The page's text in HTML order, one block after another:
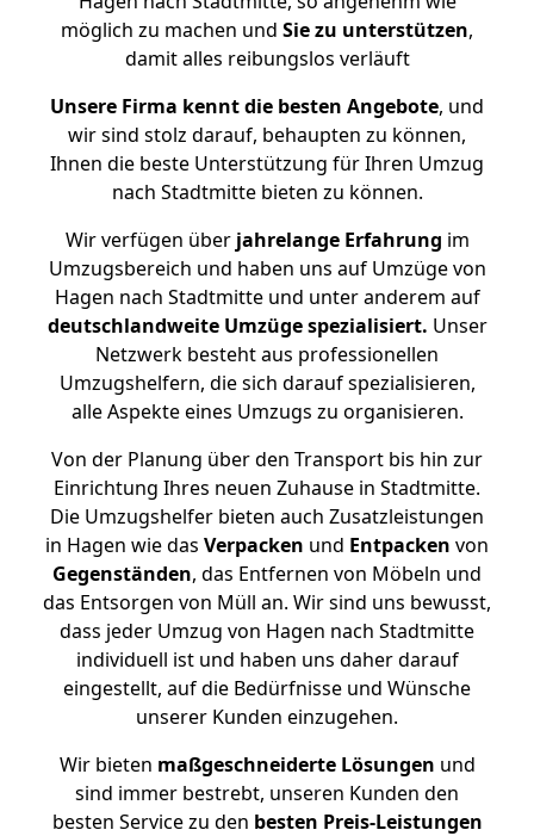
möglich zu machen und Sie zu unterstützen,
damit alles reibungslos verläuft
Unsere Firma kennt die besten Angebote, und
wir sind stolz darauf, behaupten zu können,
Ihnen die beste Unterstützung für Ihren Umzug
nach Stadtmitte bieten zu können.
Wir verfügen überjahrelange Erfahrung im
Umzugsbereich und haben uns auf Umzüge von
Hagen nach Stadtmitte und unter anderem auf
deutschlandweite Umzüge spezialisiert. Unser
Netzwerk besteht aus professionellen
Umzugshelfern, die sich darauf spezialisieren,
alle Aspekte eines Umzugs zu organisieren.
Von der Planung über den Transport bis hin zur
Einrichtung Ihres neuen Zuhause in Stadtmitte.
Die Umzugshelfer bieten auch Zusatzleistungen
in Hagen wie das Verpacken und Entpacken von
Gegenständen, das Entfernen von Möbeln und
das Entsorgen von Müll an. Wir sind uns bewusst,
dass jeder Umzug von Hagen nach Stadtmitte
individuell ist und haben uns daher darauf
eingestellt, auf die Bedürfnisse und Wünsche
unserer Kunden einzugehen.
Wir bieten maßgeschneiderte Lösungen und
sind immer bestrebt, unseren Kunden den
besten Service zu den besten Preis-Leistungen